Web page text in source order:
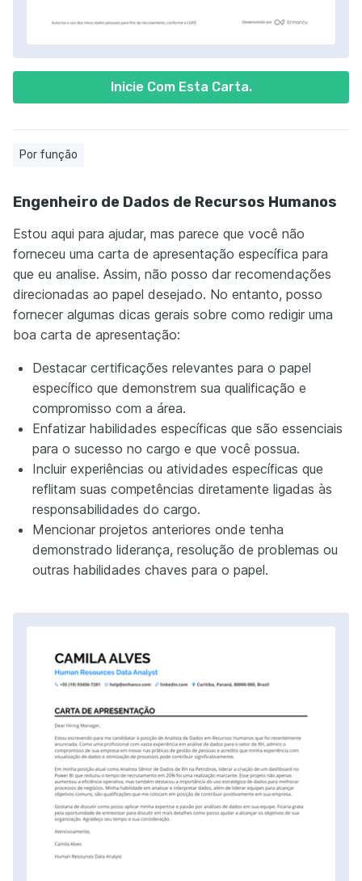
Inicie Com Esta Carta.
Por função
Engenheiro de Dados de Recursos Humanos
Estou aqui para ajudar, mas parece que você não
forneceu uma carta de apresentação específica para
que eu analise. Assim, não posso dar recomendações
direcionadas ao papel desejado. No entanto, posso
fornecer algumas dicas gerais sobre como redigir uma
boa carta de apresentação:
Destacar certificações relevantes para o papel
específico que demonstrem sua qualificação e
compromisso com a área.
Enfatizar habilidades específicas que são essenciais
para o sucesso no cargo e que você possua.
Incluir experiências ou atividades específicas que
reflitam suas competências diretamente ligadas às
responsabilidades do cargo.
Mencionar projetos anteriores onde tenha
demonstrado liderança, resolução de problemas ou
outras habilidades chaves para o papel.